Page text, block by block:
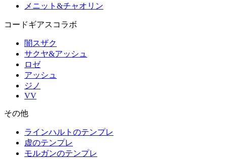
メニット&チャオリン
コードギアスコラボ
闇スザク
サクヤ&アッシュ
ロゼ
アッシュ
ジノ
VV
その他
ラインハルトのテンプレ
虚のテンプレ
モルガンのテンプレ